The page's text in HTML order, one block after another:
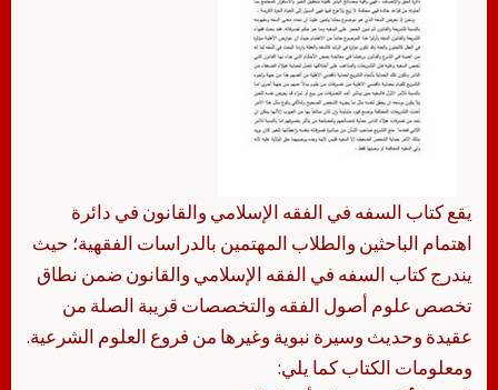
يقع كتاب السفه في الفقه الإسلامي والقانون في دائرة
اهتمام الباحثين والطلاب المهتمين بالدراسات الفقهية؛ حيث
يندرج كتاب السفه في الفقه الإسلامي والقانون ضمن نطاق
تخصص علوم أصول الفقه والتخصصات قريبة الصلة من
عقيدة وحديث وسيرة نبوية وغيرها من فروع العلوم الشرعية.
ومعلومات الكتاب كما يلي: